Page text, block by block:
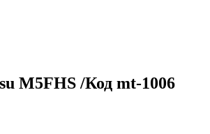
M5FHS /Код mt-1006